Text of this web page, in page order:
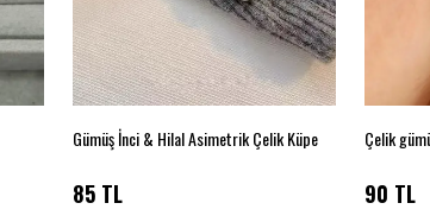
Gümüş İnci & Hilal Asimetrik Çelik Küpe
85 TL 90 TL